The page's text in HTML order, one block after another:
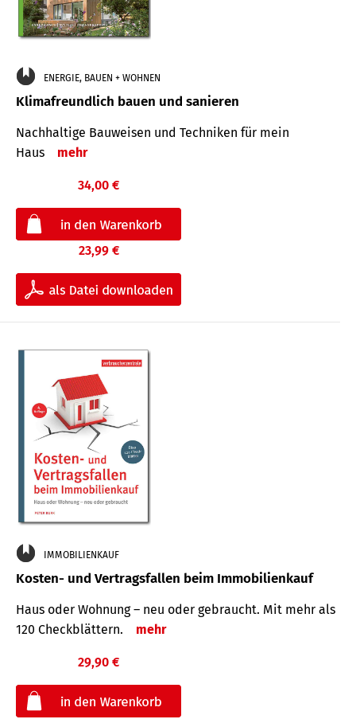
ENERGIE, BAUEN + WOHNEN
Klimafreundlich bauen und sanieren
Nachhaltige Bauweisen und Techniken für mein
Haus
mehr
34,00 €
23,99 €
IMMOBILIENKAUF
Kosten- und Vertragsfallen beim Immobilienkauf
Haus oder Wohnung – neu oder gebraucht. Mit mehr als
120 Check­blättern.
mehr
29,90 €